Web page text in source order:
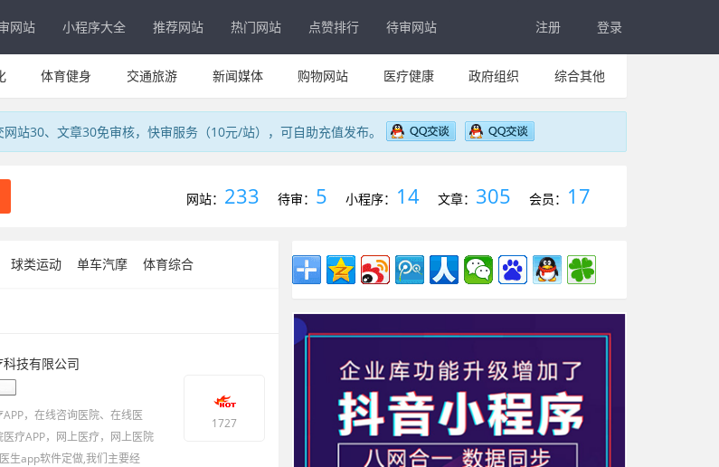
网站 小程序大全 推荐网站 热门网站 点赞排行 待审网站 注册 登录
体育健身 交通旅游 新闻媒体 购物网站 医疗健康 政府组织 综合其他
站30、文章30免审核，快审服务（10元/站），可自助充值发布。
网站： 233 待审： 5 小程序： 14 文章： 305 会员： 17
球类运动 单车汽摩 体育综合
技有限公司
，在线咨询医院、在线医
疗APP，网上医疗，网上医院
生app软件定做,我们主要经
1727